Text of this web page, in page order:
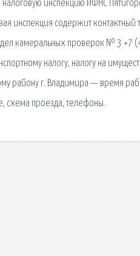
инспекцию ИФНС
инспекция содержит
камеральных проверок № 3
налогу, налогу на
району г. Владимира — время
схема проезда, телефоны.